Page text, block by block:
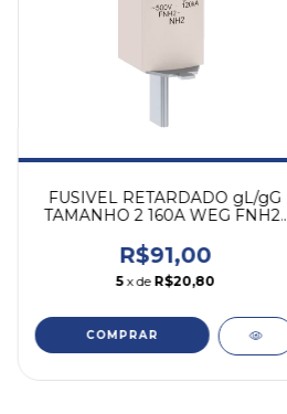
FUSIVEL RETARDADO gL/gG
TAMANHO 2 160A WEG FNH2-
R$91,00
5 x de R$20,80